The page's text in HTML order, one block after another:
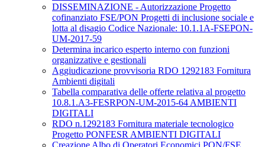
DISSEMINAZIONE - Autorizzazione Progetto
cofinanziato FSE/PON Progetti di inclusione sociale e
lotta al disagio Codice Nazionale: 10.1.1A-FSEPON-
UM-2017-59
Determina incarico esperto interno con funzioni
organizzative e gestionali
Aggiudicazione provvisoria RDO 1292183 Fornitura
Ambienti digitali
Tabella comparativa delle offerte relativa al progetto
10.8.1.A3-FESRPON-UM-2015-64 AMBIENTI
DIGITALI
RDO n.1292183 Fornitura materiale tecnologico
Progetto PONFESR AMBIENTI DIGITALI